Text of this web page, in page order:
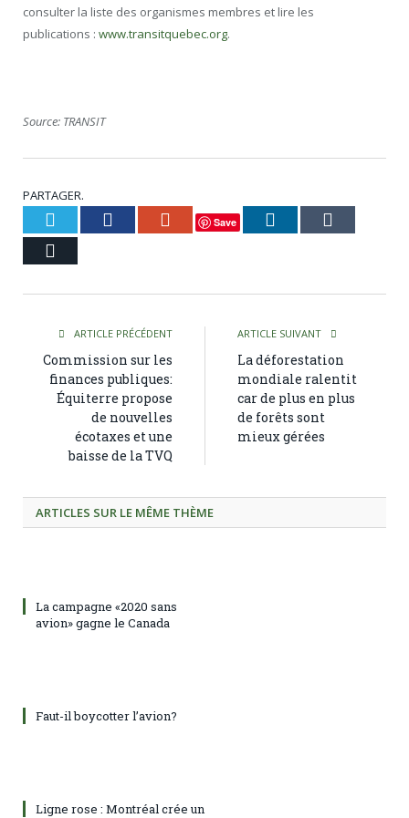
consulter la liste des organismes membres et lire les
publications : www.transitquebec.org.
Source: TRANSIT
PARTAGER.
Twitter Facebook Google+
Save LinkedIn
ARTICLE PRÉCÉDENT
Commission sur les
finances publiques:
Équiterre propose
de nouvelles
écotaxes et une
baisse de la TVQ
ARTICLE SUIVANT
La déforestation
mondiale ralentit
car de plus en plus
de forêts sont
mieux gérées
ARTICLES SUR LE MÊME THÈME
La campagne «2020 sans
avion» gagne le Canada
Faut-il boycotter l’avion?
Ligne rose : Montréal crée un